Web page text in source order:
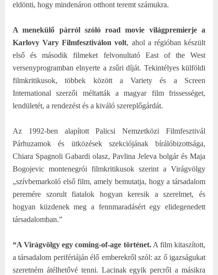
eldönti, hogy mindenáron otthont teremt számukra.
A menekülő párról szóló road movie világpremierje a
Karlovy Vary Filmfesztiválon volt, ahol a régióban készült
első és második filmeket felvonultató East of the West
versenyprogramban elnyerte a zsűri díját. Tekintélyes külföldi
filmkritikusok, többek között a Variety és a Screen
International szerzői méltatták a magyar film frissességet,
lendületét, a rendezést és a kiváló szereplőgárdát.
Az 1992-ben alapított Palicsi Nemzetközi Filmfesztivál
Párhuzamok és ütközések szekciójának bírálóbizottsága,
Chiara Spagnoli Gabardi olasz, Pavlina Jeleva bolgár és Maja
Bogojevic montenegrói filmkritikusok szerint a Virágvölgy
„szívbemarkoló első film, amely bemutatja, hogy a társadalom
peremére szorult fiatalok hogyan keresik a szerelmet, és
hogyan küzdenek meg a fennmaradásért egy elidegenedett
társadalomban.”
“A Virágvölgy egy coming-of-age történet.A film kitaszított,
a társadalom perifériáján élő emberekről szól: az ő igazságukat
szeretném átélhetővé tenni. Lacinak egyik percről a másikra